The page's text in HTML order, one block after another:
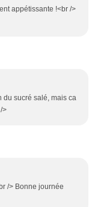
appétissante !<br />
du sucré salé, mais ca
>
/> Bonne journée